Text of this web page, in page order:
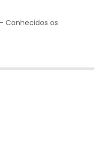
Conhecidos os